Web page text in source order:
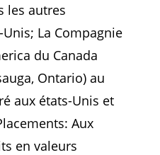
les autres
La Compagnie
du Canada
Ontario) au
aux états-Unis et
Aux
en valeurs